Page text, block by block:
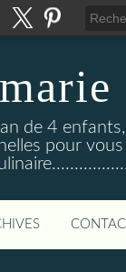
de 4
pour